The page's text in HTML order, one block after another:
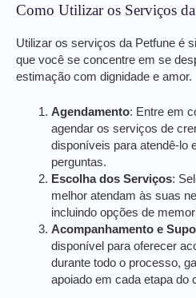
Como Utilizar os Serviços
Utilizar os serviços da Petfune é
que você se concentre em se
estimação com dignidade e amor.
Agendamento: Entre em
agendar os serviços de
disponíveis para atendê-lo
perguntas.
Escolha dos Serviços:
melhor atendam às suas
incluindo opções de
Acompanhamento e
disponível para oferecer
durante todo o processo,
apoiado em cada etapa do